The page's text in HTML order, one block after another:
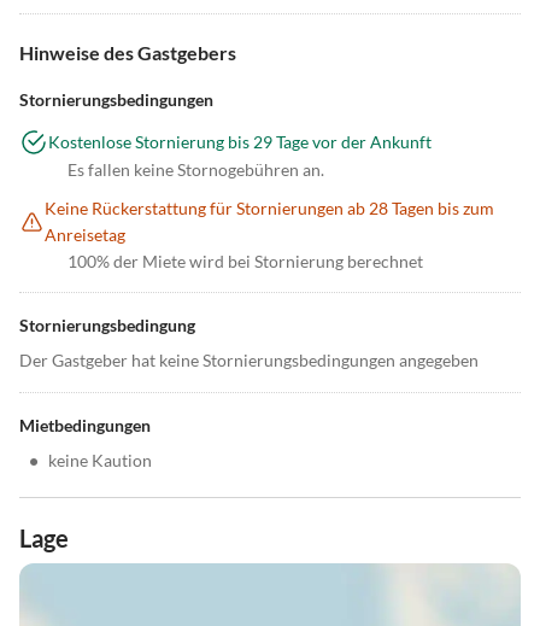
Hinweise des Gastgebers
Stornierungsbedingungen
Kostenlose Stornierung bis 29 Tage vor der Ankunft
Es fallen keine Stornogebühren an.
Keine Rückerstattung für Stornierungen ab 28 Tagen bis zum
Anreisetag
100% der Miete wird bei Stornierung berechnet
Stornierungsbedingung
Der Gastgeber hat keine Stornierungsbedingungen angegeben
Mietbedingungen
• keine Kaution
Lage